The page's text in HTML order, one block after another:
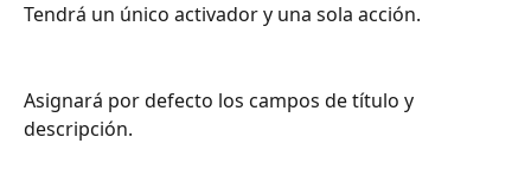
Tendrá un único activador y una sola acción.
Asignará por defecto los campos de título y
descripción.